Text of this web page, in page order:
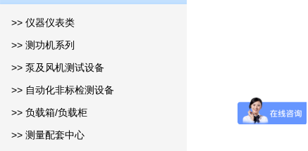
>> 仪器仪表类
>> 测功机系列
>> 泵及风机测试设备
>> 自动化非标检测设备
>> 负载箱/负载柜
>> 测量配套中心